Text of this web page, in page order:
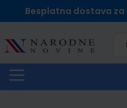
Besplatna dostava za